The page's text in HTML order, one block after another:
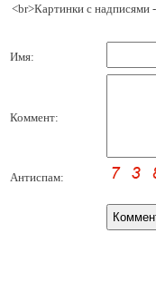
<br>Картинки с
Имя:
Коммент:
Антиспам: